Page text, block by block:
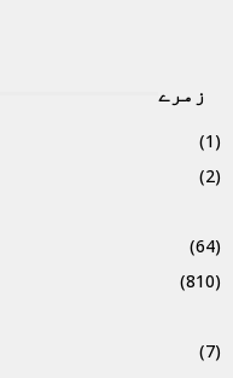
زمرے
(1)
(2)
(64)
(810)
(7)